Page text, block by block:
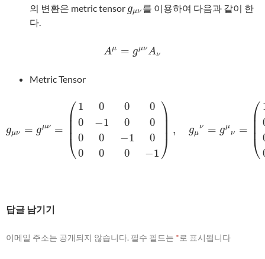
의 변환은 metric tensor gμν
gμν를 이용하여 다음과 같이 한
다.
Aμ = gμνAν
A μ=g μνAν
Metric Tensor
gμν = gμν =
⎛
⎝
⎜
⎜⎜
1
0
0
0
0
−1
0
0
0
0
−1
0
0
0
0
−1
⎞
⎠
⎟⎟⎟ , gμ
ν = gμ
ν
=
⎛
⎝
⎜
⎜⎜
gμν=g μν= 00 10 0 0 ), ν=gμ ν= 100 001
답글 남기기
이메일 주소는 공개되지 않습니다. 필수 필드는 *로 표시됩니다